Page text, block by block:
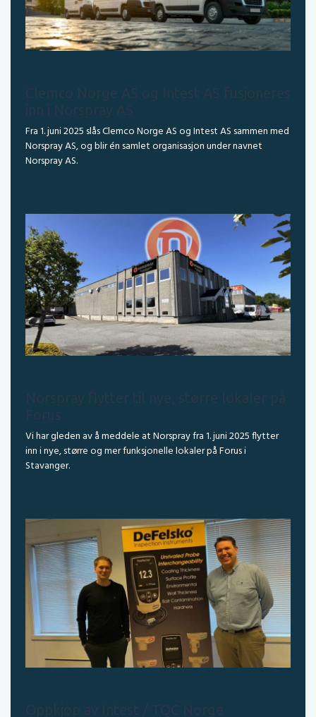
Fra 1. juni 2025 slås Clemco Norge AS og Intest AS sammen med
Norspray AS, og blir én samlet organisasjon under navnet
Norspray AS.
Vi har gleden av å meddele at Norspray fra 1. juni 2025 flytter
inn i nye, større og mer funksjonelle lokaler på Forus i
Stavanger.